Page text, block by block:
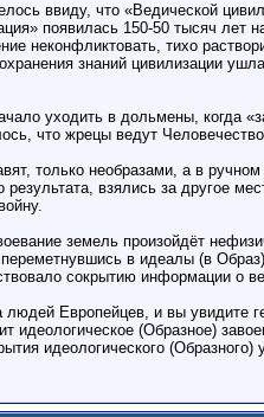
ввиду, что «Ведической
появилась 150-50 тысяч лет
неконфликтовать, тихо
знаний цивилизации
уходить в дольмены, когда
что жрецы ведут
только необразами, а в
результата, взялись за другое
земель произойдёт
в идеалы (в
сокрытию информации о
людей Европейцев, и вы увидите
идеологическое (Образное)
идеологического (Образного)